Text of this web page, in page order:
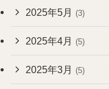
2025年5月 (3)
2025年4月 (5)
2025年3月 (5)